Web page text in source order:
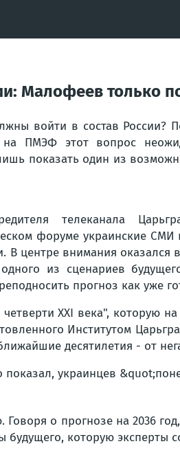
Малофеев только
войти в состав России?
ПМЭФ этот вопрос
показать один из
телеканала
форуме украинские
В центре внимания
из сценариев
прогноз как уже
XXI века", которую
Институтом
десятилетия - от
о прогнозе на 2036
которую эксперты